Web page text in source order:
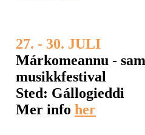
27. - 30. JULI
Márkomeannu -
musikkfestival
Sted: Gállogieddi
Mer info her